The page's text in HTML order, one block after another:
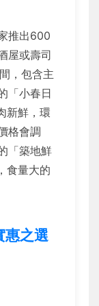
推出600
屋或壽司
，包含主
「小春日
新鮮，環
格會調
「築地鮮
食量大的
惠之選